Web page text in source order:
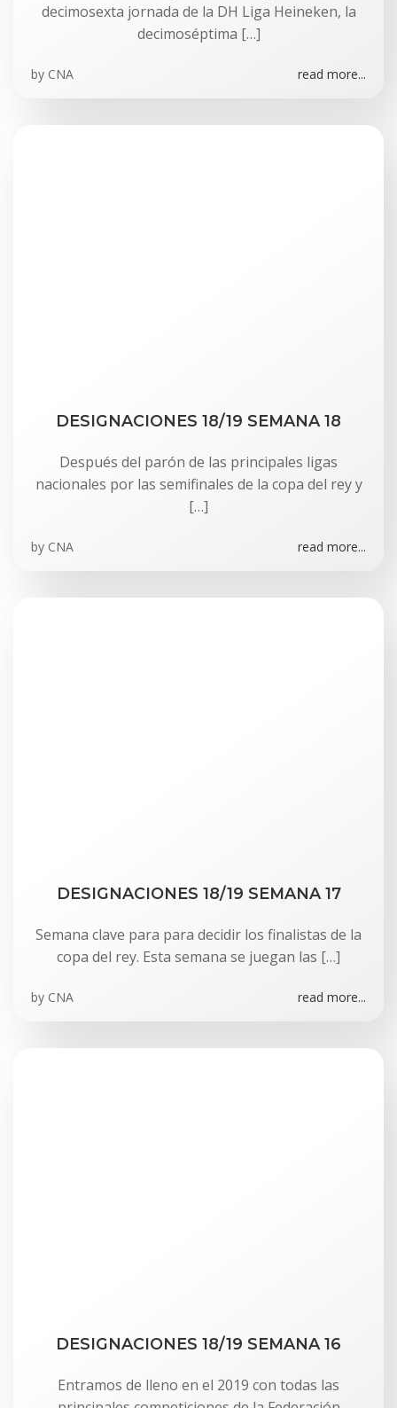
decimosexta jornada de la DH Liga Heineken, la
decimoséptima […]
by CNA read more...
DESIGNACIONES 18/19 SEMANA 18
Después del parón de las principales ligas
nacionales por las semifinales de la copa del rey y
[…]
by CNA read more...
DESIGNACIONES 18/19 SEMANA 17
Semana clave para para decidir los finalistas de la
copa del rey. Esta semana se juegan las […]
by CNA read more...
DESIGNACIONES 18/19 SEMANA 16
Entramos de lleno en el 2019 con todas las